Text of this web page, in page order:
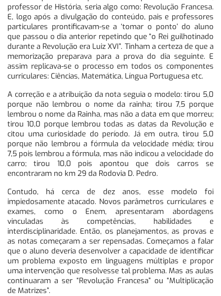
professor de História, seria algo como: Revolução Francesa.
E, logo após a divulgação do conteúdo, pais e professores
particulares prontificavam-se a ‘tomar o ponto’ do aluno
que passou o dia anterior repetindo que “o Rei guilhotinado
durante a Revolução era Luiz XVI”. Tinham a certeza de que a
memorização preparava para a prova do dia seguinte. E
assim replicava-se o processo em todos os componentes
curriculares: Ciências, Matemática, Língua Portuguesa etc.
A correção e a atribuição da nota seguia o modelo: tirou 5,0
porque não lembrou o nome da rainha; tirou 7,5 porque
lembrou o nome da Rainha, mas não a data em que morreu;
tirou 10,0 porque lembrou todas as datas da Revolução e
citou uma curiosidade do período. Já em outra, tirou 5,0
porque não lembrou a fórmula da velocidade média; tirou
7,5 pois lembrou a fórmula, mas não indicou a velocidade do
carro; tirou 10,0 pois apontou que dois carros se
encontraram no km 29 da Rodovia D. Pedro.
Contudo, há cerca de dez anos, esse modelo foi
impiedosamente atacado. Novos parâmetros curriculares e
exames, como o Enem, apresentaram abordagens
vinculadas às competências, habilidades e
interdisciplinaridade. Então, os planejamentos, as provas e
as notas começaram a ser repensadas. Começamos a falar
que o aluno deveria desenvolver a capacidade de identificar
um problema exposto em linguagens múltiplas e propor
uma intervenção que resolvesse tal problema. Mas as aulas
continuaram a ser “Revolução Francesa” ou “Multiplicação
de Matrizes”.